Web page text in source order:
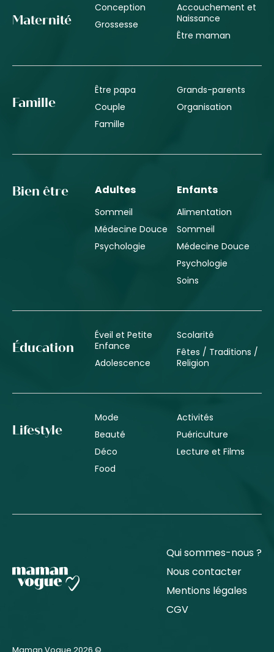
Maternité
Conception
Grossesse
Accouchement et
Naissance
Être maman
Famille
Être papa
Couple
Famille
Grands-parents
Organisation
Bien être Adultes
Sommeil
Médecine Douce
Psychologie
Enfants
Alimentation
Sommeil
Médecine Douce
Psychologie
Soins
Éducation
Éveil et Petite
Enfance
Adolescence
Scolarité
Fêtes / Traditions /
Religion
Lifestyle
Mode
Beauté
Déco
Food
Activités
Puériculture
Lecture et Films
Qui sommes-nous ?
Nous contacter
Mentions légales
CGV
Maman Vogue 2026 ©